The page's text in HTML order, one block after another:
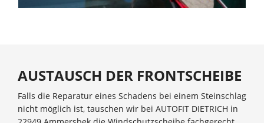
AUSTAUSCH DER FRONTSCHEIBE
Falls die Reparatur eines Schadens bei einem Steinschlag
nicht möglich ist, tauschen wir bei AUTOFIT DIETRICH in